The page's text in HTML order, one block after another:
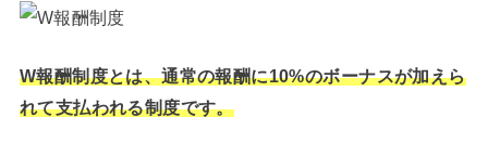
W報酬制度とは、通常の報酬に10%のボーナスが加えら
れて支払われる制度です。